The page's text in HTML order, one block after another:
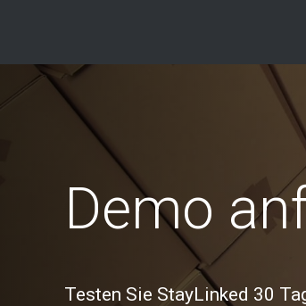
Demo
Testen Sie StayLinked 30